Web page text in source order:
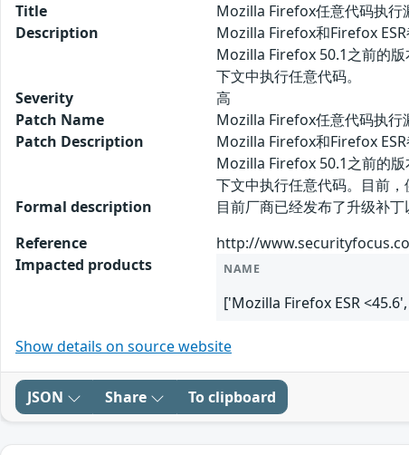
Title
Mozilla Firefox任意代码执行
Description
Mozilla Firefox和Firefox
Mozilla Firefox 50.1之前的版
下文中执行任意代码。
Severity
高
Patch Name
Mozilla Firefox任意代码执行
Patch Description
Mozilla Firefox和Firefox
Mozilla Firefox 50.1之前的版
下文中执行任意代码。目前
Formal description
目前厂商已经发布了升级补
Reference
http://
Impacted products
NAME
['Mozilla Firefox ESR
Show details on source website
JSON Share To clipboard